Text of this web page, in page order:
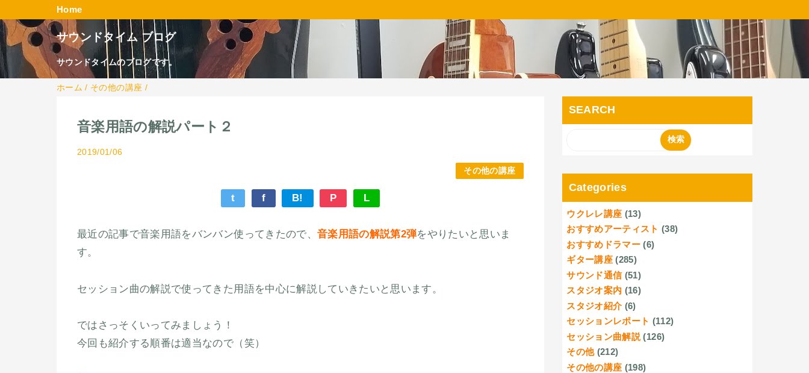
Home
サウンドタイム ブログ
サウンドタイムのブログです。
ホーム / その他の講座 /
音楽用語の解説パート２
2019/01/06
その他の講座
t f B! P L
最近の記事で音楽用語をバンバン使ってきたので、 音楽用語の解説第2弾をやりたいと思いま
す。
セッション曲の解説で使ってきた用語を中心に解説していきたいと思います。
ではさっそくいってみましょう！
今回も紹介する順番は適当なので（笑）
SEARCH
Categories
ウクレレ講座 (13)
おすすめアーティスト (38)
おすすめドラマー (6)
ギター講座 (285)
サウンド通信 (51)
スタジオ案内 (16)
スタジオ紹介 (6)
セッションレポート (112)
セッション曲解説 (126)
その他 (212)
その他の講座 (198)